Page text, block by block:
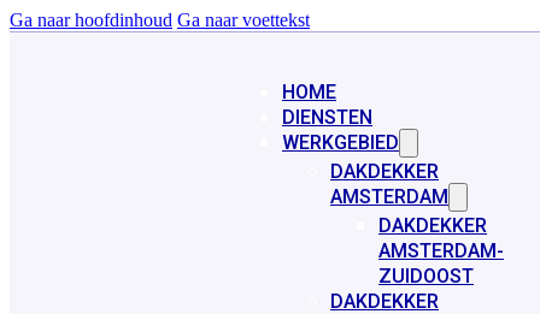
Ga naar hoofdinhoud Ga naar voettekst
HOME
DIENSTEN
WERKGEBIED
DAKDEKKER
AMSTERDAM
DAKDEKKER
AMSTERDAM-
ZUIDOOST
DAKDEKKER